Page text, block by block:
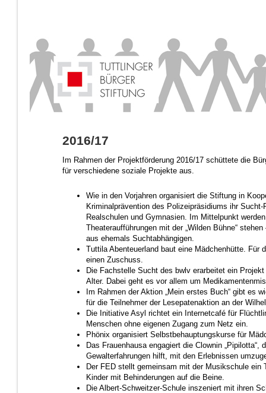
2016/17
Im Rahmen der Projektförderung 2016/17 schüttete die
für verschiedene soziale Projekte aus.
Wie in den Vorjahren organisiert die Stiftung in
Kriminalprävention des Polizeipräsidiums ihr
Realschulen und Gymnasien. Im Mittelpunkt
Theateraufführungen mit der „Wilden Bühne“
aus ehemals Suchtabhängigen.
Tuttila Abenteuerland baut eine Mädchenhütte. Für
einen Zuschuss.
Die Fachstelle Sucht des bwlv erarbeitet ein
Alter. Dabei geht es vor allem um
Im Rahmen der Aktion „Mein erstes Buch“ gibt es
für die Teilnehmer der Lesepatenaktion an der
Die Initiative Asyl richtet ein Internetcafé für
Menschen ohne eigenen Zugang zum Netz ein.
Phönix organisiert Selbstbehauptungskurse für
Das Frauenhausa engagiert die Clownin „Pipilotta“,
Gewalterfahrungen hilft, mit den Erlebnissen
Der FED stellt gemeinsam mit der Musikschule ein
Kinder mit Behinderungen auf die Beine.
Die Albert-Schweitzer-Schule inszeniert mit ihren